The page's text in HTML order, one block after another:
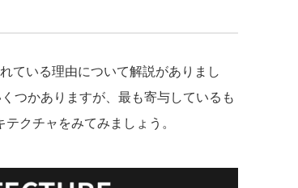
ている理由について解説がありまし
つかありますが、最も寄与しているも
クチャをみてみましょう。